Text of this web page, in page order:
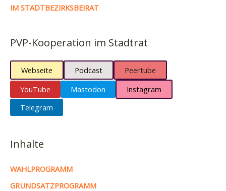
IM STADTBEZIRKSBEIRAT
PVP-Kooperation im Stadtrat
Webseite Podcast
Peertube
YouTube
Mastodon
Instagram
Telegram
Inhalte
WAHLPROGRAMM
GRUNDSATZPROGRAMM